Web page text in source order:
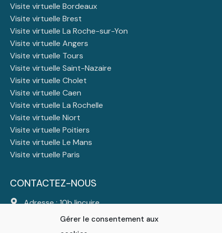
Gérer le consentement aux
Visite virtuelle Bordeaux
Visite virtuelle Brest
Visite virtuelle La Roche-sur-Yon
Visite virtuelle Angers
Visite virtuelle Tours
Visite virtuelle Saint-Nazaire
Visite virtuelle Cholet
Visite virtuelle Caen
Visite virtuelle La Rochelle
Visite virtuelle Niort
Visite virtuelle Poitiers
Visite virtuelle Le Mans
Visite virtuelle Paris
CONTACTEZ-NOUS
Adresse : 10b lincuire
44310 Saint Colomban